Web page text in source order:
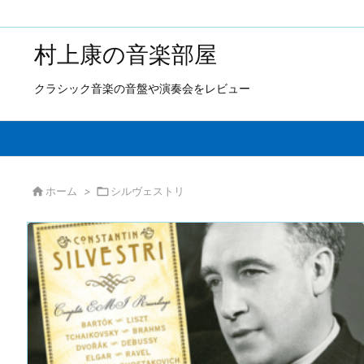
村上康の音楽部屋
クラシック音楽の音盤や演奏会をレビュー
 ホーム > シルヴェストリ